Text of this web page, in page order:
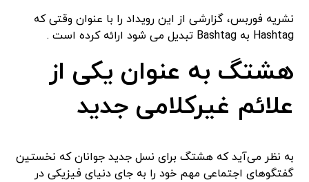
نشریه فوربس، گزارشی از این رویداد را با عنوان وقتی که
Hashtag به Bashtag تبدیل می شود ارائه کرده است .
هشتگ به عنوان یکی از
علائم غیرکلامی جدید
به نظر می‌آید که هشتگ برای نسل جدید جوانان که نخستین
گفتگوهای اجتماعی مهم خود را به جای دنیای فیزیکی در